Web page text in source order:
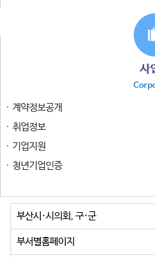
사
계약정보공개
취업정보
기업지원
청년기업인증
부산시·시의회, 구·군
부서별홈페이지